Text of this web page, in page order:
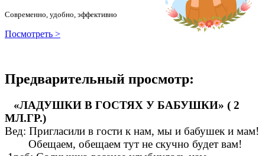
Современно, удобно, эффективно
Посмотреть >
Предварительный просмотр:
«ЛАДУШКИ В ГОСТЯХ У БАБУШКИ» ( 2
МЛ.ГР.)
Вед: Пригласили в гости к нам, мы и бабушек и мам!
Обещаем, обещаем тут не скучно будет вам!